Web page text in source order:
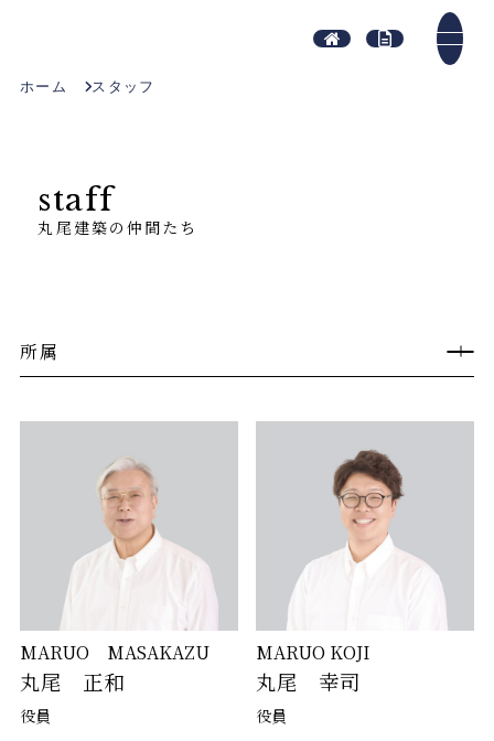
ホーム スタッフ
staff
丸尾建築の仲間たち
所属
MARUO MASAKAZU
丸尾 正和
役員
MARUO KOJI
丸尾 幸司
役員